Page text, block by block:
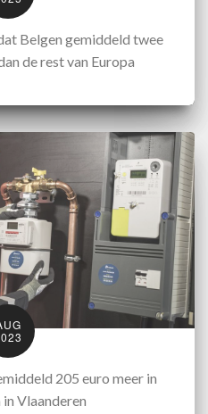
Belgen gemiddeld twee
de rest van Europa
205 euro meer in
in Vlaanderen